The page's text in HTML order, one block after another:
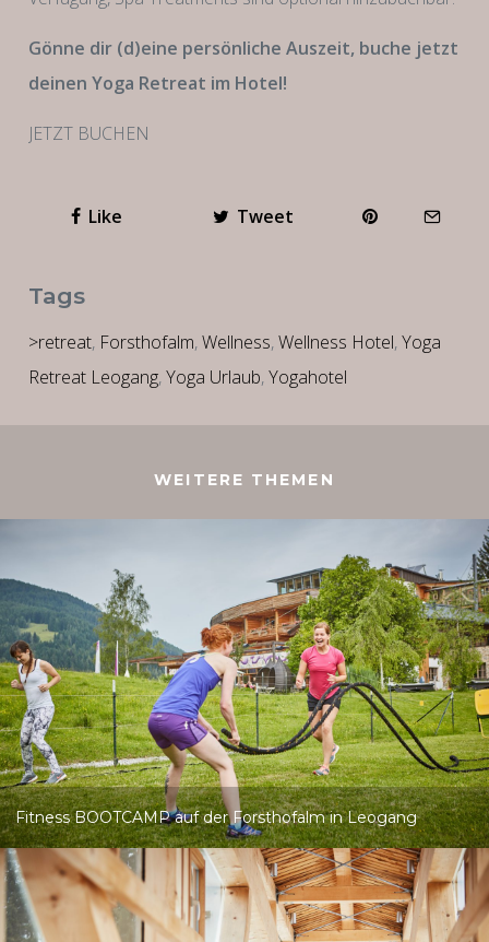
Gönne dir (d)eine persönliche Auszeit, buche jetzt
deinen Yoga Retreat im Hotel!
JETZT BUCHEN
Like Tweet
Tags
>retreat, Forsthofalm,Wellness,Wellness Hotel,Yoga
Retreat Leogang,Yoga Urlaub,Yogahotel
WEITERE THEMEN
Fitness BOOTCAMP auf der Forsthofalm in Leogang